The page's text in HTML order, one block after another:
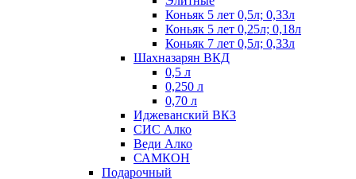
Коньяк 5 лет 0,5л; 0,33л
Коньяк 5 лет 0,25л; 0,18л
Коньяк 7 лет 0,5л; 0,33л
Шахназарян ВКД
0,5 л
0,250 л
0,70 л
Иджеванский ВКЗ
СИС Алко
Веди Алко
САМКОН
Подарочный